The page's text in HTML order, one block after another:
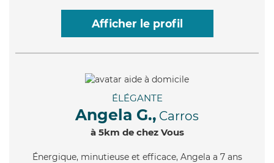
Afficher le profil
ÉLÉGANTE
Angela G., Carros
à 5km de chez Vous
Énergique, minutieuse et efficace, Angela a 7 ans